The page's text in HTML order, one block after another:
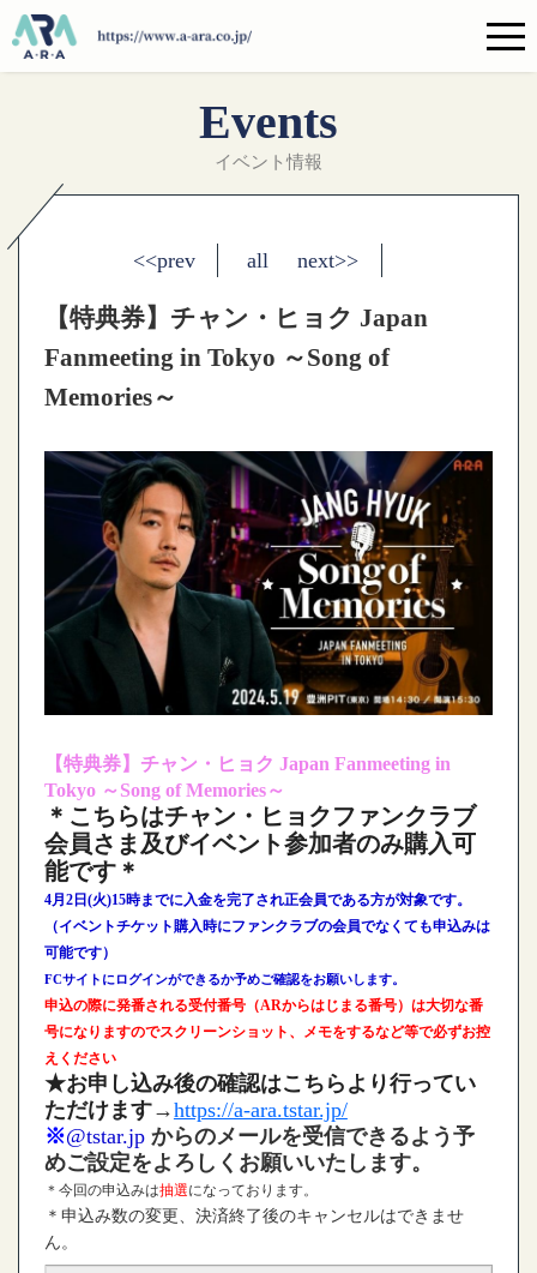
Events
イベント情報
<<prev all next>>
【特典券】チャン・ヒョク Japan
Fanmeeting in Tokyo ～Song of
Memories～
【特典券】 チャン・ヒョク Japan Fanmeeting in
Tokyo ～Song of Memories～
＊こちらはチャン・ヒョクファンクラブ
会員さま及びイベント参加者のみ購入可
能です＊
4月2日(火)15時までに入金を完了され正会員である方が対象です。
（イベントチケット購入時にファンクラブの会員でなくても申込みは
可能です）
FCサイトにログインができるか予めご確認をお願いします。
申込の際に発番される受付番号（ARからはじまる番号）は大切な番
号になりますのでスクリーンショット、メモをするなど等で必ずお控
えください
★お申し込み後の確認はこちらより行ってい
ただけます→https://a-ara.tstar.jp/
※@tstar.jpからのメールを受信できるよう予
めご設定をよろしくお願いいたします。
＊今回の申込みは抽選になっております。
＊申込み数の変更、決済終了後のキャンセルはできませ
ん。